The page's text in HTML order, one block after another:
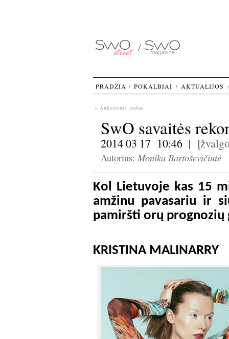
« Ankstesnis įrašas
SwO savaitės
2014 03 17 10:46 |
Autorius: Monika Bartoševičiūtė
Kol Lietuvoje kas 15
amžinu pavasariu ir
pamiršti orų prognozių
KRISTINA MALINARRY
PRADŽIA POKALBIAI AKTUALIJOS